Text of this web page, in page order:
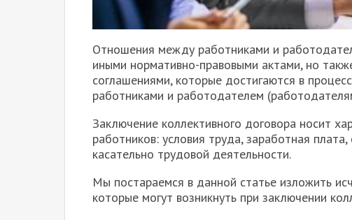
Отношения между работниками и
иными нормативно-правовыми актами, но
соглашениями, которые достигаются в
работниками и работодателем
Заключение коллективного договора носит
работников: условия труда, заработная
касательно трудовой деятельности.
Мы постараемся в данной статье изложить
которые могут возникнуть при заключении